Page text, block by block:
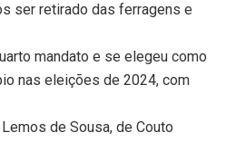
ser retirado das ferragens e
mandato e se elegeu como
nas eleições de 2024, com
de Sousa, de Couto